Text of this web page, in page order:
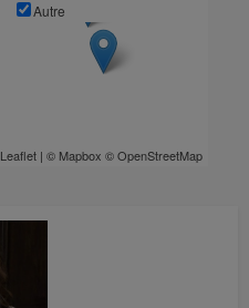
Autre
Leaflet | © Mapbox ©OpenStreetMap